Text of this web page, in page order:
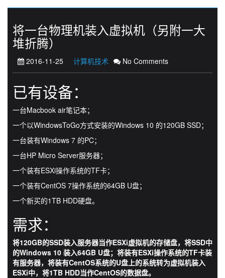
将一台物理机装入虚拟机（另附一大
堆折腾）
2016-11-25 计算机技术 No Comments
已有设备：
一台Macbook air笔记本；
一个以WindowsToGo方式安装的Windows 10 的120GB SSD；
一台装有Windows 7 的PC；
一台HP Micro Server服务器；
一个装有ESXi操作系统的TF卡；
一个装有CentOS 7操作系统的64GB U盘；
一个新买的1TB HDD硬盘。
需求：
将120GB的SSD装入服务器当作ESXi虚拟机的存储盘，将SSD中
的Windows 10 装入64GB U盘；将装有ESXi操作系统的TF卡装
有服务器，将装有CentOS系统的U盘上的系统转为虚拟机装入
ESXi中，将1TB HDD当作CentOS的数据盘。